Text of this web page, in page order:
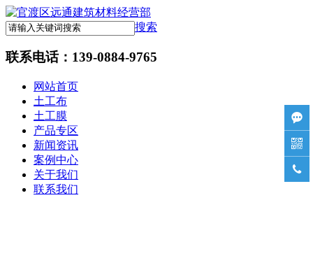
搜索
联系电话： 139-0884-9765
网站首页
土工布
土工膜
产品专区
新闻资讯
案例中心
关于我们
联系我们


